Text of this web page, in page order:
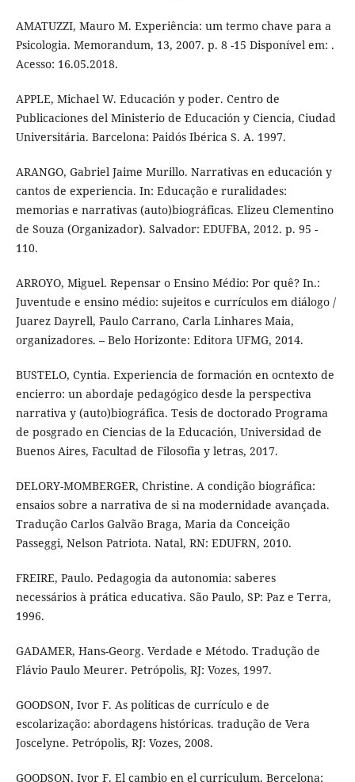
AMATUZZI, Mauro M. Experiência: um termo chave para a
Psicologia. Memorandum, 13, 2007. p. 8 -15 Disponível em: .
Acesso: 16.05.2018.
APPLE, Michael W. Educación y poder. Centro de
Publicaciones del Ministerio de Educación y Ciencia, Ciudad
Universitária. Barcelona: Paidós Ibérica S. A. 1997.
ARANGO, Gabriel Jaime Murillo. Narrativas en educación y
cantos de experiencia. In: Educação e ruralidades:
memorias e narrativas (auto)biográficas. Elizeu Clementino
de Souza (Organizador). Salvador: EDUFBA, 2012. p. 95 -
110.
ARROYO, Miguel. Repensar o Ensino Médio: Por quê? In.:
Juventude e ensino médio: sujeitos e currículos em diálogo /
Juarez Dayrell, Paulo Carrano, Carla Linhares Maia,
organizadores. – Belo Horizonte: Editora UFMG, 2014.
BUSTELO, Cyntia. Experiencia de formación en ocntexto de
encierro: un abordaje pedagógico desde la perspectiva
narrativa y (auto)biográfica. Tesis de doctorado Programa
de posgrado en Ciencias de la Educación, Universidad de
Buenos Aires, Facultad de Filosofia y letras, 2017.
DELORY-MOMBERGER, Christine. A condição biográfica:
ensaios sobre a narrativa de si na modernidade avançada.
Tradução Carlos Galvão Braga, Maria da Conceição
Passeggi, Nelson Patriota. Natal, RN: EDUFRN, 2010.
FREIRE, Paulo. Pedagogia da autonomia: saberes
necessários à prática educativa. São Paulo, SP: Paz e Terra,
1996.
GADAMER, Hans-Georg. Verdade e Método. Tradução de
Flávio Paulo Meurer. Petrópolis, RJ: Vozes, 1997.
GOODSON, Ivor F. As políticas de currículo e de
escolarização: abordagens históricas. tradução de Vera
Joscelyne. Petrópolis, RJ: Vozes, 2008.
GOODSON, Ivor F. El cambio en el curriculum. Bercelona: